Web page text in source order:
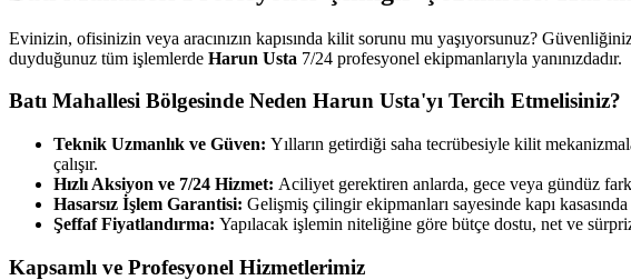
Evinizin, ofisinizin veya aracınızın kapısında kilit sorunu mu yaşıyorsunuz?
duyduğunuz tüm işlemlerde Harun Usta 7/24 profesyonel ekipmanlarıyla yanınızdadır.
Batı Mahallesi Bölgesinde Neden Harun Usta'yı Tercih Etmelisiniz?
Teknik Uzmanlık ve Güven: Yılların getirdiği saha tecrübesiyle kilit
çalışır.
Hızlı Aksiyon ve 7/24 Hizmet: Aciliyet gerektiren anlarda, gece veya gündüz
Hasarsız İşlem Garantisi: Gelişmiş çilingir ekipmanları sayesinde kapı
Şeffaf Fiyatlandırma: Yapılacak işlemin niteliğine göre bütçe dostu, net ve
Kapsamlı ve Profesyonel Hizmetlerimiz